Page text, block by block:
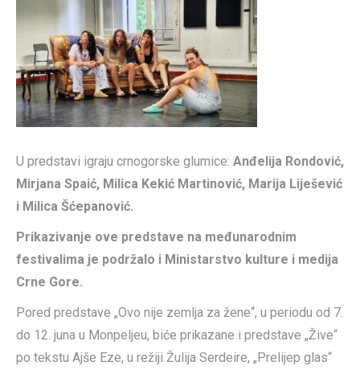
U predstavi igraju crnogorske glumice: Anđelija Rondović,
Mirjana Spaić, Milica Kekić Martinović, Marija Liješević
i Milica Šćepanović.
Prikazivanje ove predstave na međunarodnim
festivalima je podržalo i Ministarstvo kulture i medija
Crne Gore.
Pored predstave „Ovo nije zemlja za žene“, u periodu od 7.
do 12. juna u Monpeljeu, biće prikazane i predstave „Žive“
po tekstu Ajše Eze, u režiji Žulija Serdeire, „Prelijep glas“